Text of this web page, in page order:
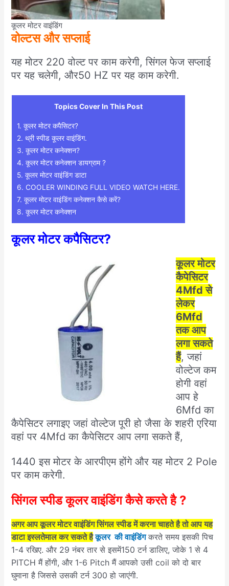
कूलर मोटर वाइंडिंग
वोल्टस और सप्लाई
यह मोटर 220 वोल्ट पर काम करेगी, सिंगल फेज सप्लाई
पर यह चलेगी, और50 HZ पर यह काम करेगी.
Topics Cover In This Post
1. कूलर मोटर कपैसिटर?
2. थ्री स्पीड कूलर वाइंडिंग.
3. कूलर मोटर कनेक्शन?
4. कूलर मोटर कनेक्शन डायग्राम ?
5. कूलर मोटर वाइंडिंग डाटा
6. COOLER WINDING FULL VIDEO WATCH HERE.
7. कूलर मोटर वाइंडिंग कनेक्शन कैसे करें?
8. कूलर मोटर कनेक्शन
कूलर मोटर कपैसिटर?
कूलर मोटर
कैपेसिटर
4Mfd से
लेकर
6Mfd
तक आप
लगा सकते
हैं, जहां
वोल्टेज कम
होगी वहां
आप हे
6Mfd का
कैपेसिटर लगाइए जहां वोल्टेज पूरी हो जैसा के शहरी एरिया
वहां पर 4Mfd का कैपेसिटर आप लगा सकते हैं,
1440 इस मोटर के आरपीएम होंगे और यह मोटर 2 Pole
पर काम करेगी.
सिंगल स्पीड कूलर वाइंडिंग कैसे करते है ?
अगर आप कूलर मोटर वाइंडिंग सिंगल स्पीड में करना चाहते है तो आप यह
डाटा इस्लतेमाल कर सकते है कूलर की वाइंडिंगकरते समय इसकी पिच
1-4 रखिए. और 29 नंबर तार से इसमें150 टर्न डालिए, जोके 1 से 4
PITCH मैं होंगी, और 1-6 Pitch मैं आपको उसी coil को दो बार
घुमाना है जिससे उसकी टर्न 300 हो जाएंगी.